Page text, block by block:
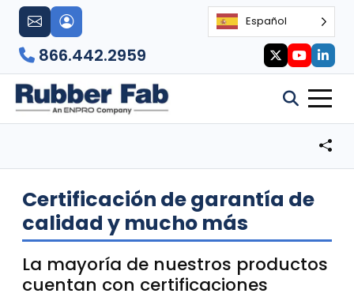
Español
866.442.2959
Certificación de garantía de
calidad y mucho más
La mayoría de nuestros productos
cuentan con certificaciones